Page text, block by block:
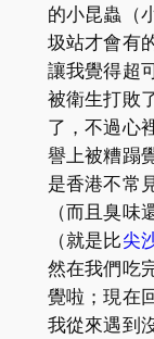
的小昆蟲（
圾站才會有
讓我覺得超
被衛生打敗
了，不過心
譽上被糟蹋
是香港不常
（而且臭
（就是比尖
然在我們吃
覺啦；現在
我從來遇到